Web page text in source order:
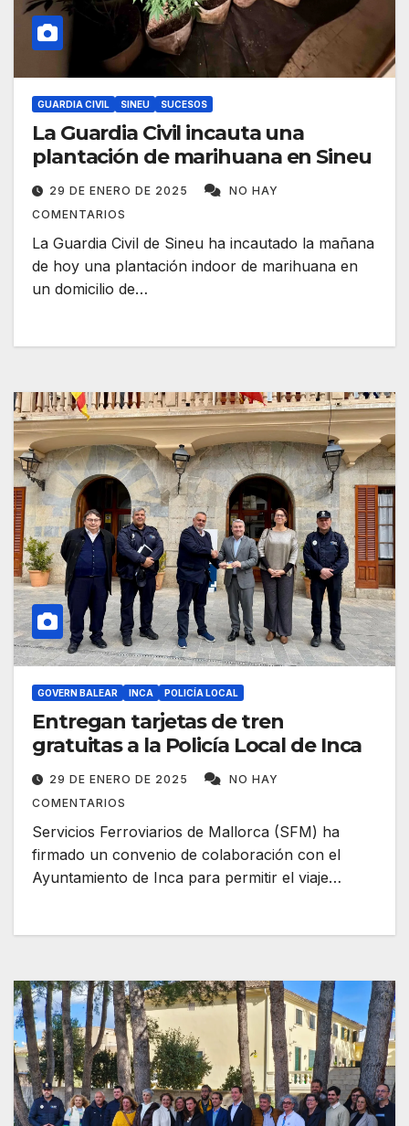
GUARDIA CIVIL SINEU SUCESOS
La Guardia Civil incauta una
plantación de marihuana en Sineu
29 DE ENERO DE 2025
NO HAY
COMENTARIOS
La Guardia Civil de Sineu ha incautado la mañana
de hoy una plantación indoor de marihuana en
un domicilio de…
GOVERN BALEAR INCA POLICÍA LOCAL
Entregan tarjetas de tren
gratuitas a la Policía Local de Inca
29 DE ENERO DE 2025
NO HAY
COMENTARIOS
Servicios Ferroviarios de Mallorca (SFM) ha
firmado un convenio de colaboración con el
Ayuntamiento de Inca para permitir el viaje…